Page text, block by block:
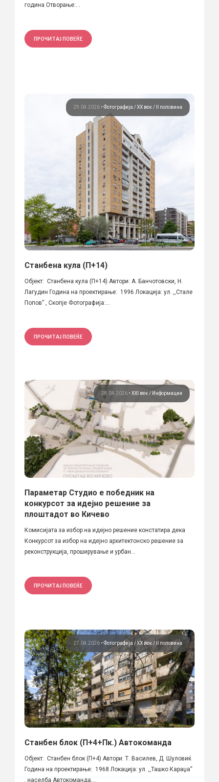
година Отворање:...
ПРОЧИТАЈ ПОВЕЌЕ
29.04.2026 • Фотографија ХХ век / II половина
Станбена кула (П+14)
Објект: Станбена кула (П+14) Автори: А. Банчотовски, Н.
Лагудин Година на проектирање: 1996 Локација: ул. ,,Стале
Попов” , Скопје Фотографија:...
ПРОЧИТАЈ ПОВЕЌЕ
28.04.2026 • XXI век Информации
Параметар Студио е победник на
конкурсот за идејно решение за
плоштадот во Кичево
Комисијата за избор на идејно решение констатира дека
Конкурсот за избор на идејно архитектонско решение за
реконструкција, проширување и урбан...
ПРОЧИТАЈ ПОВЕЌЕ
27.04.2026 • Фотографија ХХ век / II половина
Станбен блок (П+4+Пк.) Автокоманда
Објект: Станбен блок (П+4) Автори: Т. Василев, Д. Шуловиќ
Година на проектирање: 1968 Локација: ул. ,,Ташко Караџа”
, населба Автокоманда,...